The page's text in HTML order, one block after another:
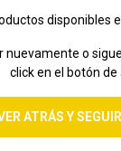
disponibles
nuevamente o
click en el botón de
ATRÁS Y